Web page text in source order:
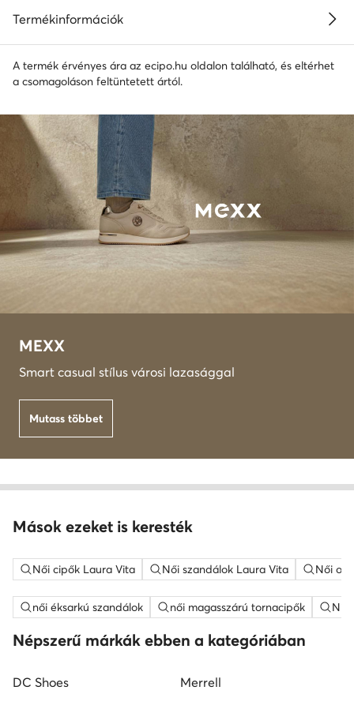
Termékinformációk
A termék érvényes ára az ecipo.hu oldalon található, és eltérhet
a csomagoláson feltüntetett ártól.
MEXX
Smart casual stílus városi lazasággal
Mutass többet
Mások ezeket is keresték
Női cipők Laura Vita Női szandálok Laura Vita Női
női éksarkú szandálok női magasszárú tornacipők
Népszerű márkák ebben a kategóriában
DC Shoes Merrell